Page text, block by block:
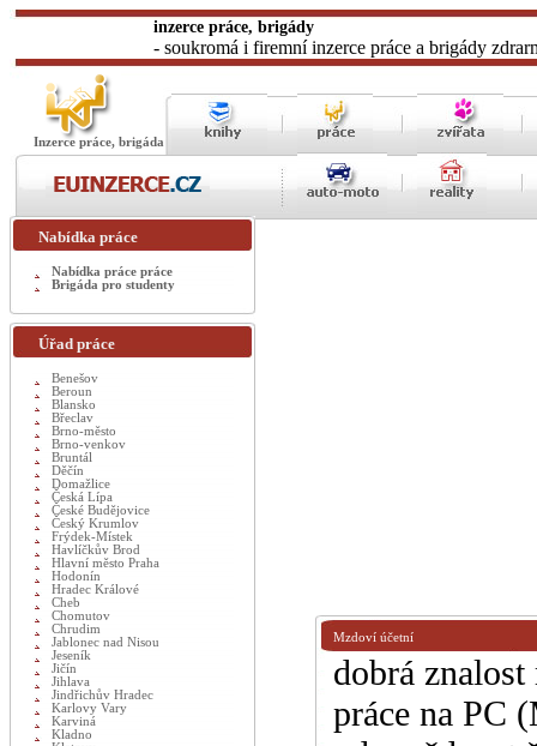
inzerce práce, brigády
- soukromá i firemní inzerce práce a brigády
Inzerce práce, brigáda
Mzdoví účetní
dobrá
práce na PC
Nabídka práce
Nabídka práce práce
Brigáda pro studenty
Úřad práce
Benešov
Beroun
Blansko
Břeclav
Brno-město
Brno-venkov
Bruntál
Děčín
Domažlice
Česká Lípa
České Budějovice
Český Krumlov
Frýdek-Místek
Havlíčkův Brod
Hlavní město Praha
Hodonín
Hradec Králové
Cheb
Chomutov
Chrudim
Jablonec nad Nisou
Jeseník
Jičín
Jihlava
Jindřichův Hradec
Karlovy Vary
Karviná
Kladno